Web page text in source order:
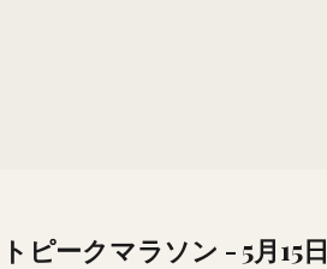
ピークマラソン - 5月15日